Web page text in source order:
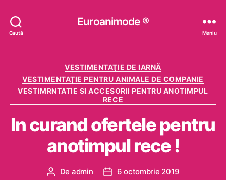
Caută
Euroanimode ®
Meniu
Categorii
VESTIMENTAŢIE DE IARNĂ
VESTIMENTAȚIE PENTRU ANIMALE DE COMPANIE
VESTIMRNTATIE SI ACCESORII PENTRU ANOTIMPUL
RECE
In curand ofertele pentru
anotimpul rece !
Autor
De admin
Dată6 octombrie 2019